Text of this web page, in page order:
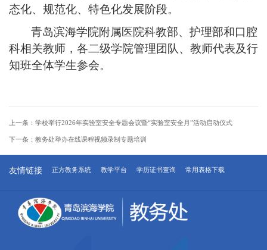
态化、规范化、特色化发展阶段。
青岛滨海学院附属医院科教部、护理部和口腔
科相关教师，各二级学院管理团队、教师代表及行
知班全体学生参会。
上一条： 学校举行2026年实验室安全专题会议暨“实验室安全月”活动启动仪式
下一条： 教务处举办在线课程视频录制专题培训
友情链接 正方教务系统 教学平台 学历证书查询 常用表格下载